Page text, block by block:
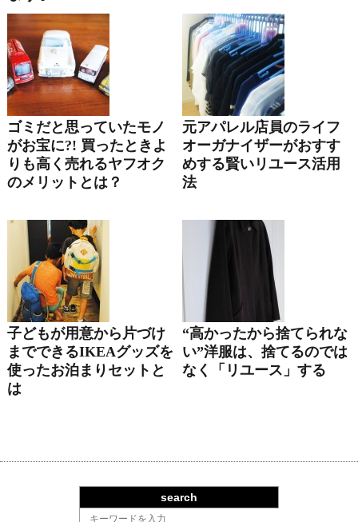
ゴミだと思っていたモノ
がお宝に?! 買ったときよ
りも高く売れるヤフオク
のメリットとは？
元アパレル店員のライフ
オーガナイザーがおすす
めする賢いリユース活用
法
子どもが用意から片づけ
までできるIKEAグッズを
使ったお泊まりセットと
は
“高かったから捨てられな
い”洋服は、捨てるのでは
なく「リユース」する
search